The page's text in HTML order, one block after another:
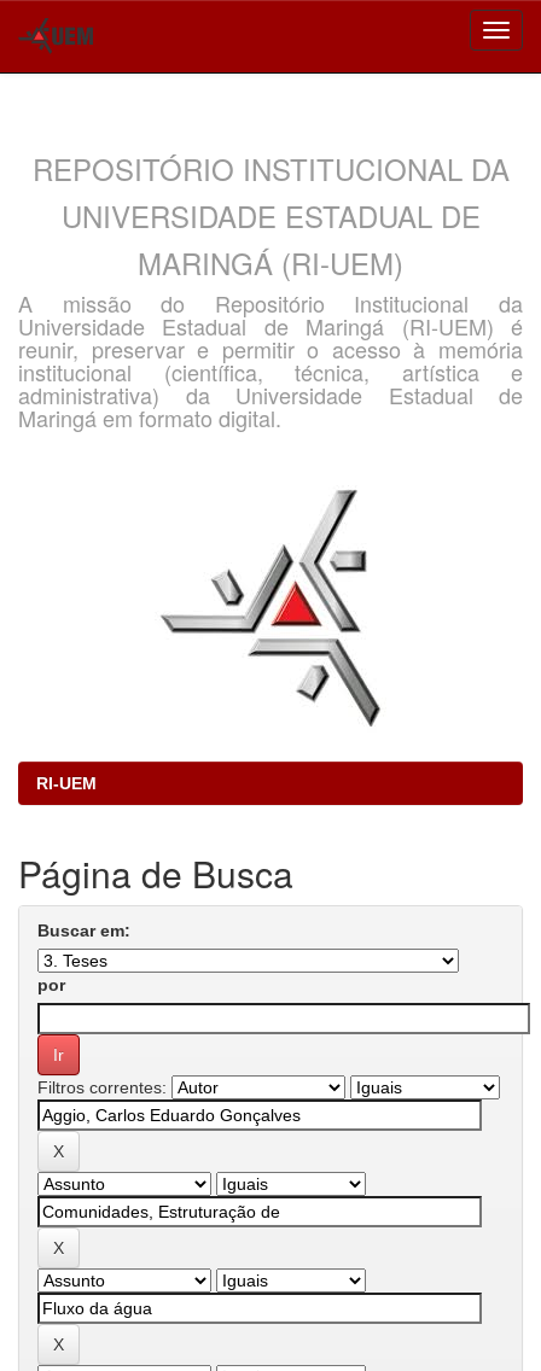
REPOSITÓRIO INSTITUCIONAL DA
UNIVERSIDADE ESTADUAL DE
MARINGÁ (RI-UEM)
A missão do Repositório Institucional da
Universidade Estadual de Maringá (RI-UEM) é
reunir, preservar e permitir o acesso à memória
institucional (científica, técnica, artística e
administrativa) da Universidade Estadual de
Maringá em formato digital.
RI-UEM
Página de Busca
Buscar em:
por
Filtros correntes: